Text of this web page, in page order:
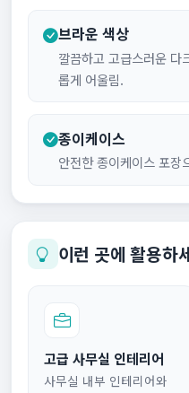
브라운 색상
깔끔하고 고급스러운 다
롭게 어울림.
종이케이스
안전한 종이케이스 포장
이런 곳에 활용하
고급 사무실 인테리어
사무실 내부 인테리어와